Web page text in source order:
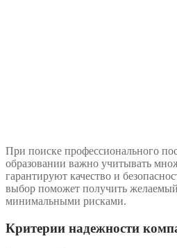
При поиске профессионального
образовании важно учитывать
гарантируют качество и
выбор поможет получить желаемый
минимальными рисками.
Критерии надежности